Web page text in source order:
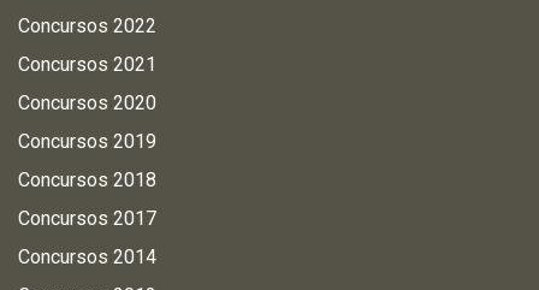
Concursos 2022
Concursos 2021
Concursos 2020
Concursos 2019
Concursos 2018
Concursos 2017
Concursos 2014